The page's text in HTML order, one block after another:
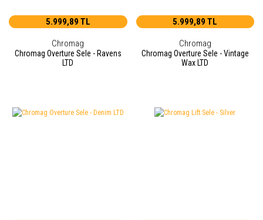
5.999,89 TL
Chromag
Chromag Overture Sele - Ravens
LTD
5.999,89 TL
Chromag
Chromag Overture Sele - Vintage
Wax LTD